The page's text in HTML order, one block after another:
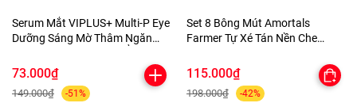
Serum Mắt VIPLUS+ Multi-P Eye
Dưỡng Sáng Mờ Thâm Ngăn
10ml
73.000₫
149.000₫ -51%
Set 8 Bông Mút Amortals
Farmer Tự Xé Tán Nền Che
Mịn Cao Cấp
115.000₫
198.000₫ -42%